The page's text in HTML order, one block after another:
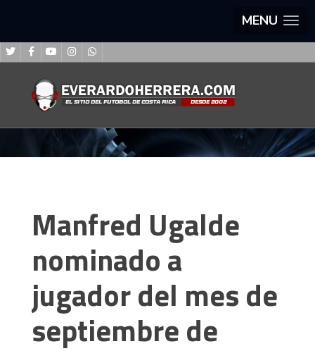
MENU
Manfred Ugalde
nominado a
jugador del mes de
septiembre de